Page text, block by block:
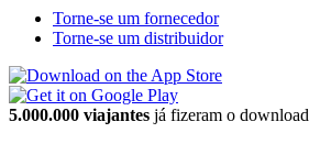
Torne-se um fornecedor
Torne-se um distribuidor
5.000.000 viajantes já fizeram o download